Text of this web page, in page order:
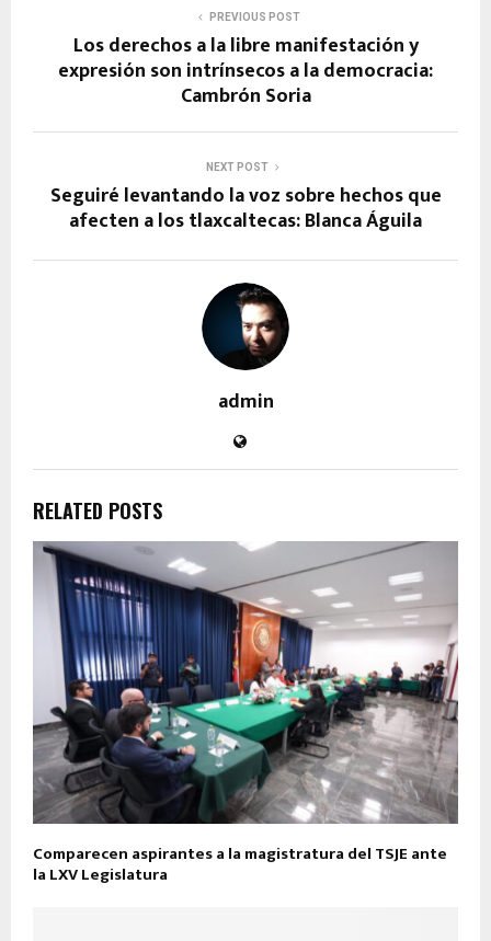
PREVIOUS POST
Los derechos a la libre manifestación y
expresión son intrínsecos a la democracia:
Cambrón Soria
NEXT POST
Seguiré levantando la voz sobre hechos que
afecten a los tlaxcaltecas: Blanca Águila
admin
RELATED POSTS
Comparecen aspirantes a la magistratura del TSJE ante
la LXV Legislatura